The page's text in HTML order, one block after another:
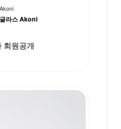
Akoni
라스 Akoni
회원공개